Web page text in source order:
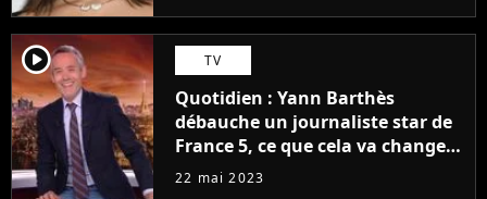
player2 TV
Quotidien : Yann Barthès
débauche un journaliste star de
France 5, ce que cela va changer
à la rentrée
22 mai 2023